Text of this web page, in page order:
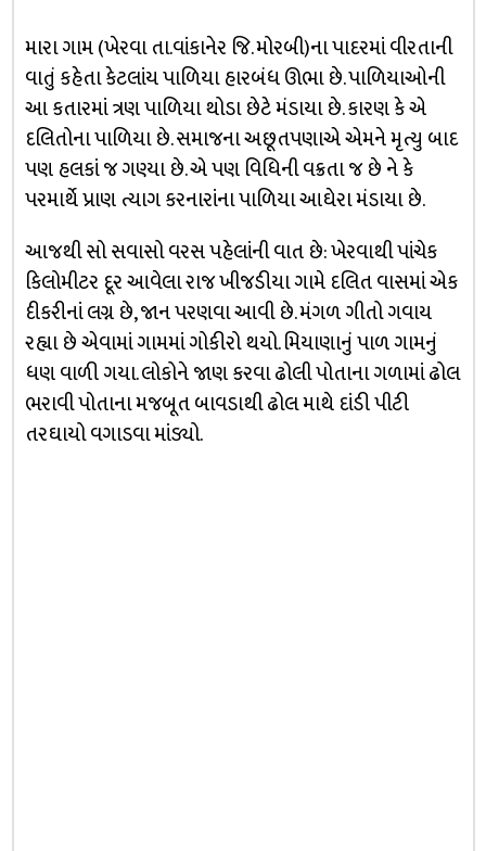
મારા ગામ (ખેરવા તા.વાંકાનેર જિ. મોરબી)ના પાદરમાં વીરતાની
વાતું કહેતા કેટલાંય પાળિયા હારબંધ ઊભા છે. પાળિયાઓની
આ કતારમાં ત્રણ પાળિયા થોડા છેટે મંડાયા છે. કારણ કે એ
દલિતોના પાળિયા છે. સમાજના અછૂતપણાએ એમને મૃત્યુ બાદ
પણ હલકાં જ ગણ્યા છે. એ પણ વિધિની વક્રતા જ છે ને કે
પરમાર્થે પ્રાણ ત્યાગ કરનારાંના પાળિયા આઘેરા મંડાયા છે.
આજથી સો સવાસો વરસ પહેલાંની વાત છે: ખેરવાથી પાંચેક
કિલોમીટર દૂર આવેલા રાજ ખીજડીયા ગામે દલિત વાસમાં એક
દીકરીનાં લગ્ન છે, જાન પરણવા આવી છે. મંગળ ગીતો ગવાય
રહ્યા છે એવામાં ગામમાં ગોકીરો થયો. મિયાણાનું પાળ ગામનું
ધણ વાળી ગયા. લોકોને જાણ કરવા ઢોલી પોતાના ગળામાં ઢોલ
ભરાવી પોતાના મજબૂત બાવડાથી ઢોલ માથે દાંડી પીટી
તરઘાયો વગાડવા માંડ્યો.